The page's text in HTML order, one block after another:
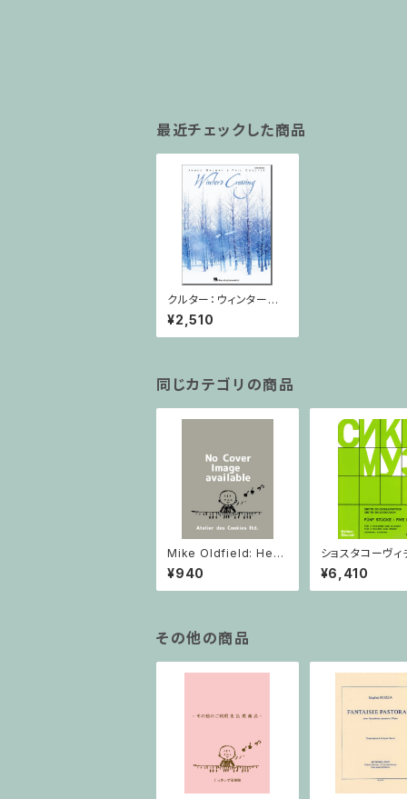
最近チェックした商品
クルター：ウィンターク
ロッシングWinter Cro
ssing/フルート・ピアノ
¥2,510
同じカテゴリの商品
Mike Oldfield: Herg
est Ridge / ピアノ
¥940
ショスタコーヴ
つのヴァイオリ
ノのための 5つ
ヴァイオリン2と
¥6,410
その他の商品